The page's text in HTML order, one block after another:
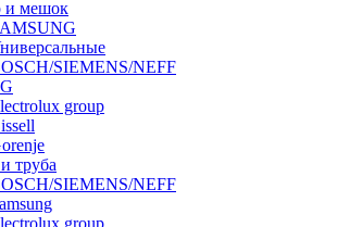
и мешок
SIEMENS/NEFF
group
труба
SIEMENS/NEFF
group